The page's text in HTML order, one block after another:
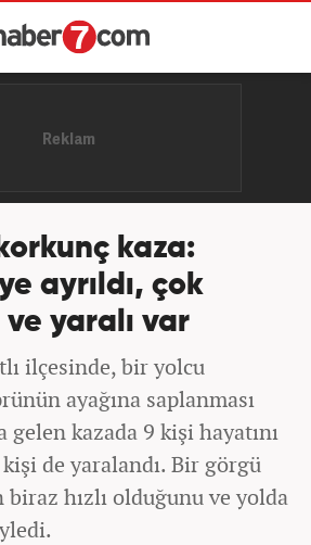
kaza:
ayrıldı, çok
yaralı var
ilçesinde, bir yolcu
ayağına saplanması
gelen kazada 9 kişi hayatını
de yaralandı. Bir görgü
biraz hızlı olduğunu ve yolda